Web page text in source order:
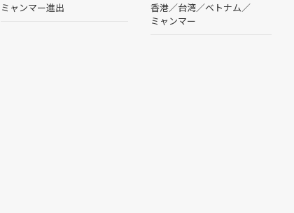
ミャンマー進出 香港／台湾／ベトナム／
ミャンマー